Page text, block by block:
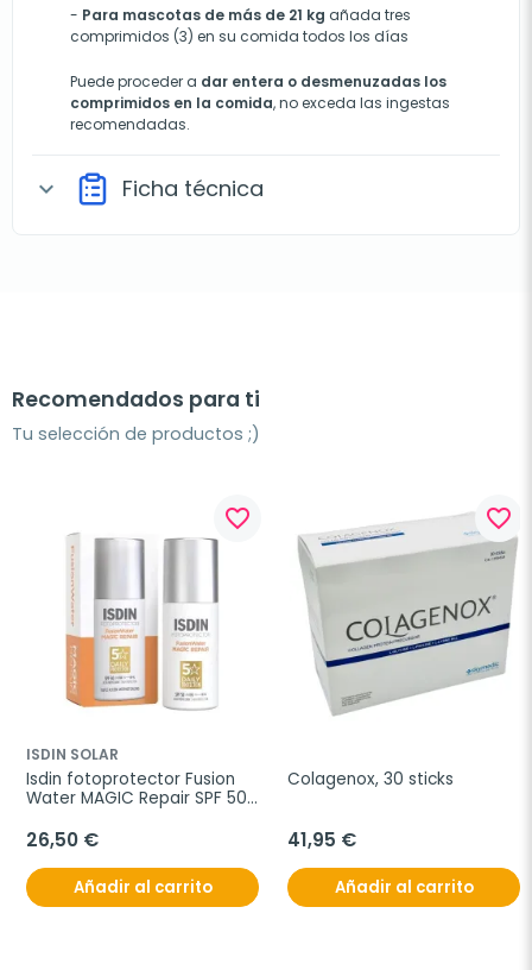
- Para mascotas de más de 21 kg añada tres
comprimidos (3) en su comida todos los días
Puede proceder a dar entera o desmenuzadas los
comprimidos en la comida, no exceda las ingestas
recomendadas.
expand_more Ficha técnica
Recomendados para ti
Tu selección de productos ;)
favorite_border
ISDIN SOLAR
Isdin fotoprotector Fusion
Water MAGIC Repair SPF 50,
26,50 €
Añadir al carrito
favorite_border
Colagenox, 30 sticks
41,95 €
Añadir al carrito